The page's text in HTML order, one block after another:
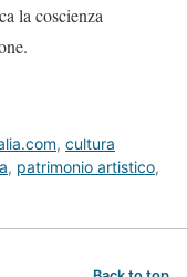
la coscienza
, cultura
, patrimonio artistico,